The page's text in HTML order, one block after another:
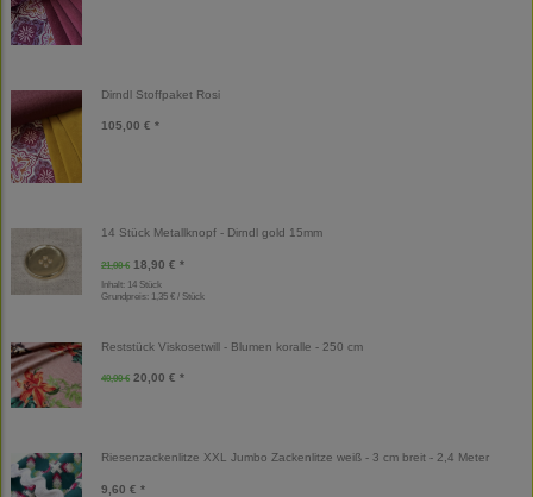
Dirndl Stoffpaket Rosi
105,00 € *
14 Stück Metallknopf - Dirndl gold 15mm
21,00 € 18,90 € *
Inhalt: 14 Stück
Grundpreis: 1,35 € / Stück
Reststück Viskosetwill - Blumen koralle - 250 cm
40,00 € 20,00 € *
Riesenzackenlitze XXL Jumbo Zackenlitze weiß - 3 cm breit - 2,4 Meter
9,60 € *